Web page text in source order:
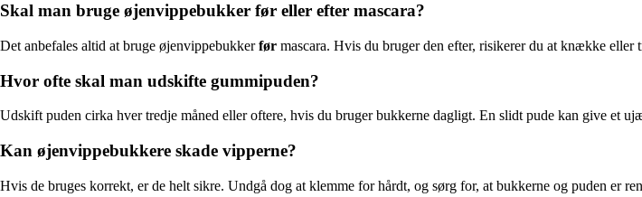
Skal man bruge øjenvippebukker før eller efter mascara?
Det anbefales altid at bruge øjenvippebukkerfør mascara. Hvis du bruger den efter, risikerer du at knække eller
Hvor ofte skal man udskifte gummipuden?
Udskift puden cirka hver tredje måned eller oftere, hvis du bruger bukkerne dagligt. En slidt pude kan give et
Kan øjenvippebukkere skade vipperne?
Hvis de bruges korrekt, er de helt sikre. Undgå dog at klemme for hårdt, og sørg for, at bukkerne og puden er